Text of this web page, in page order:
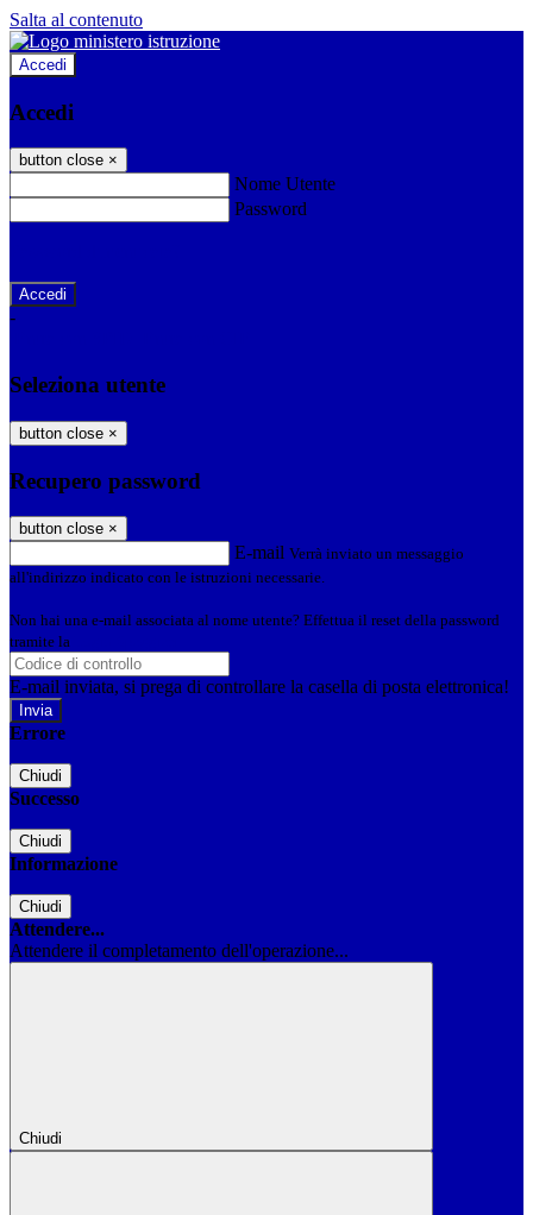
Salta al contenuto
Accedi
Accedi
button close ×
Nome Utente
Password
-
Seleziona utente
button close ×
Recupero password
button close ×
E-mail Verrà inviato un messaggio
all'indirizzo indicato con le istruzioni necessarie.
Non hai una e-mail associata al nome utente? Effettua il reset della password
tramite la
E-mail inviata, si prega di controllare la casella di posta elettronica!
Errore
Chiudi
Successo
Chiudi
Informazione
Chiudi
Attendere...
Attendere il completamento dell'operazione...
Chiudi